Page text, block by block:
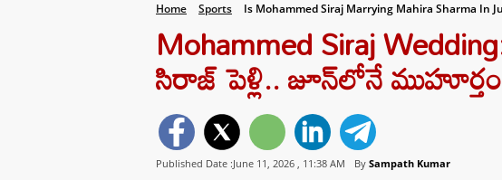
Home Sports Is Mohammed Siraj Marrying Mahira Sharma In
Mohammed Siraj
సిరాజ్ పెళ్లి.. జూన్‌లోనే
Published Date :June 11, 2026 , 11:38 AM By Sampath Kumar